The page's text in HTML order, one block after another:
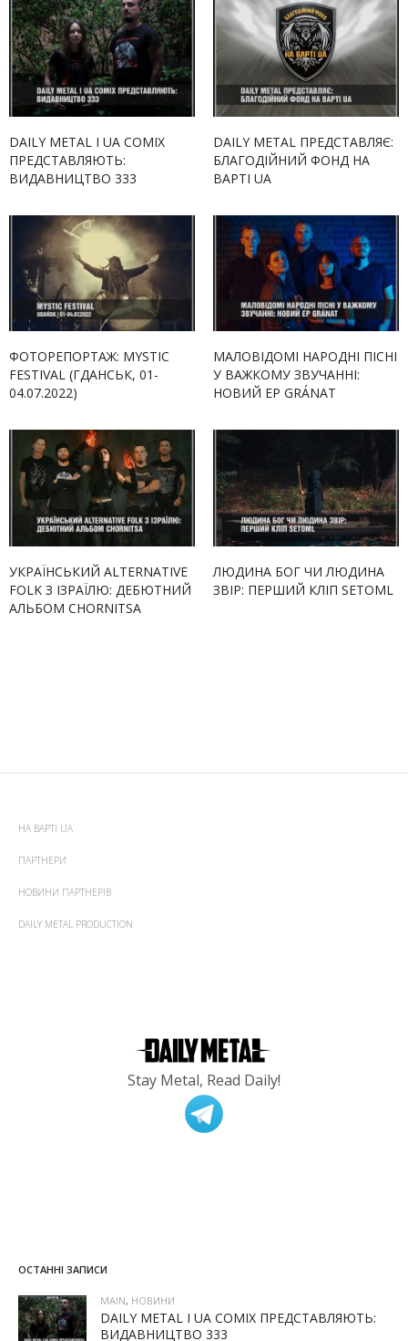
DAILY METAL І UA COMIX
ПРЕДСТАВЛЯЮТЬ:
ВИДАВНИЦТВО 333
DAILY METAL ПРЕДСТАВЛЯЄ:
БЛАГОДІЙНИЙ ФОНД НА
ВАРТІ UA
ФОТОРЕПОРТАЖ: MYSTIC
FESTIVAL (ГДАНСЬК, 01-
04.07.2022)
МАЛОВІДОМІ НАРОДНІ ПІСНІ
У ВАЖКОМУ ЗВУЧАННІ:
НОВИЙ EP GRÁNAT
УКРАЇНСЬКИЙ ALTERNATIVE
FOLK З ІЗРАЇЛЮ: ДЕБЮТНИЙ
АЛЬБОМ CHORNITSA
ЛЮДИНА БОГ ЧИ ЛЮДИНА
ЗВІР: ПЕРШИЙ КЛІП SETOML
НА ВАРТІ UA
ПАРТНЕРИ
НОВИНИ ПАРТНЕРІВ
DAILY METAL PRODUCTION
Stay Metal, Read Daily!
ОСТАННІ ЗАПИСИ
MAIN, НОВИНИ
DAILY METAL І UA COMIX ПРЕДСТАВЛЯЮТЬ:
ВИДАВНИЦТВО 333